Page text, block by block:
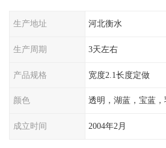
生产地址 河北衡水
生产周期 3天左右
产品规格 宽度2.1长度定做
颜色 透明，湖蓝，宝蓝
成立时间 2004年2月